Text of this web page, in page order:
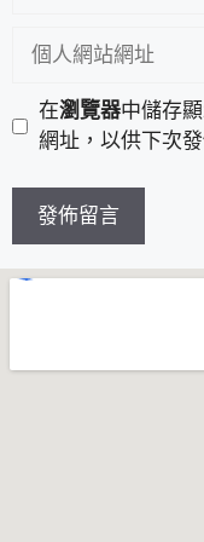
在瀏覽器中儲存
網址，以供下次